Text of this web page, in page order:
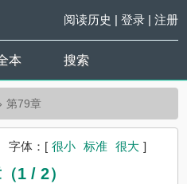
阅读历史 | 登录| 注册
本 搜索
第79章
字体： [ 很小 标准 很大 ]
1 / 2）